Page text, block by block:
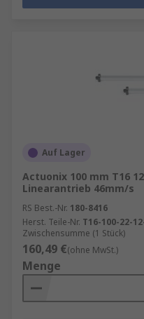
Auf Lager
Actuonix 100 mm T16
Linearantrieb 46mm/s
RS Best.-Nr. 180-8416
Herst. Teile-Nr. T16-100-22-
Zwischensumme (1 Stück)
160,49 €(ohne MwSt.)
Menge